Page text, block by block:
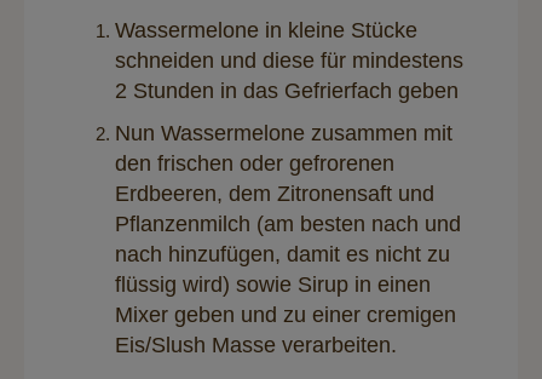
Wassermelone in kleine Stücke
schneiden und diese für mindestens
2 Stunden in das Gefrierfach geben
Nun Wassermelone zusammen mit
den frischen oder gefrorenen
Erdbeeren, dem Zitronensaft und
Pflanzenmilch (am besten nach und
nach hinzufügen, damit es nicht zu
flüssig wird) sowie Sirup in einen
Mixer geben und zu einer cremigen
Eis/Slush Masse verarbeiten.